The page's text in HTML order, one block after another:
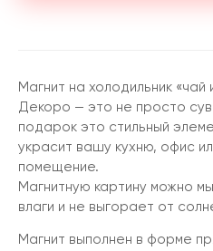
Магнит на холодильник
Декоро — это не просто
подарок это стильный
украсит вашу кухню, офис
помещение.
Магнитную картину можно
влаги и не выгорает от
Магнит выполнен в форме